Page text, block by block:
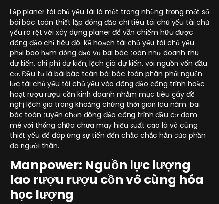
Lập planer tài chủ yếu tài là một trong những trong một số
bài bác toán thiết lập đông đảo chỉ tiêu tài chủ yếu tài chủ
yếu rõ rệt với xây dựng planer để vẫn chiếm hữu được
đông đảo chỉ tiêu đó. Kế hoạch tài chủ yếu tài chủ yếu
phải bao hàm đông đảo vụ bài bác toán như doanh thu
dự kiến, chi phí dự kiến, lệch giá dự kiến, với nguồn vốn đầu
cơ. Đầu tư là bài bác toán bài bác toán phân phối nguồn
lực tài chủ yếu tài chủ yếu vào đông đảo công trình hoặc
hoạt rượu rượu cồn kinh doanh nhằm mục tiêu gây đề
nghị lệch giá trong khoảng chừng thời gian lâu năm. bài
bác toán tuyển chọn đông đảo công trình đầu cơ đam
mê với thống chữa chưa may hiệu suất cao là vô cùng
thiết yếu để đáp ứng sự tiến đến chắc chắc hẳn của phần
đa người thân.
Manpower: Nguồn lực lượng
lao rượu rượu cồn vô cùng hóa
học lượng